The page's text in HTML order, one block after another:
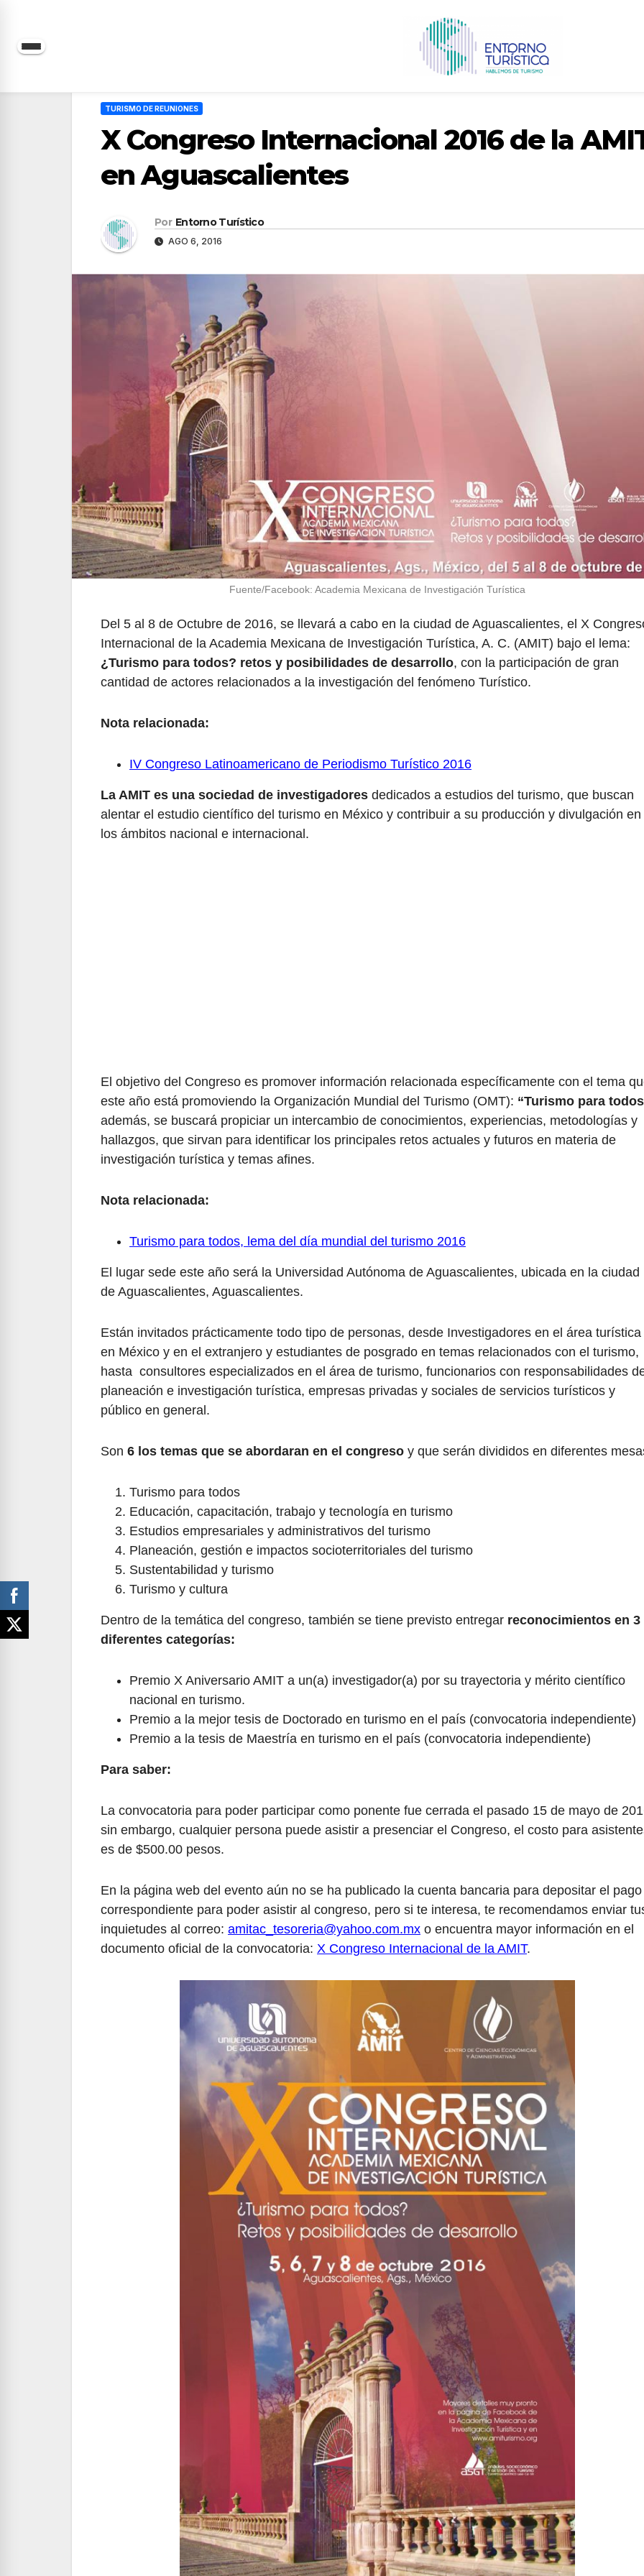
Saltar
TURISMO DE REUNIONES
X Congreso Internacional 2016 de la
en Aguascalientes
Por Entorno Turístico
AGO 6, 2016
Fuente/Facebook: Academia Mexicana de Investigación Turística
Del 5 al 8 de Octubre de 2016, se llevará a cabo en la ciudad de Aguascalientes, el X
Internacional de la Academia Mexicana de Investigación Turística, A. C. (AMIT) bajo el lema:
¿Turismo para todos? retos y posibilidades de desarrollo, con la participación de gran
cantidad de actores relacionados a la investigación del fenómeno Turístico.
Nota relacionada:
IV Congreso Latinoamericano de Periodismo Turístico 2016
La AMIT es una sociedad de investigadores dedicados a estudios del turismo, que buscan
alentar el estudio científico del turismo en México y contribuir a su producción y divulgación en
los ámbitos nacional e internacional.
El objetivo del Congreso es promover información relacionada específicamente con el tema
este año está promoviendo la Organización Mundial del Turismo (OMT): “Turismo para
además, se buscará propiciar un intercambio de conocimientos, experiencias, metodologías y
hallazgos, que sirvan para identificar los principales retos actuales y futuros en materia de
investigación turística y temas afines.
Nota relacionada:
Turismo para todos, lema del día mundial del turismo 2016
El lugar sede este año será la Universidad Autónoma de Aguascalientes, ubicada en la ciudad
de Aguascalientes, Aguascalientes.
Están invitados prácticamente todo tipo de personas, desde Investigadores en el área turística
en México y en el extranjero y estudiantes de posgrado en temas relacionados con el turismo,
hasta consultores especializados en el área de turismo, funcionarios con responsabilidades
planeación e investigación turística, empresas privadas y sociales de servicios turísticos y
público en general.
Son 6 los temas que se abordaran en el congreso y que serán divididos en diferentes
Turismo para todos
Educación, capacitación, trabajo y tecnología en turismo
Estudios empresariales y administrativos del turismo
Planeación, gestión e impactos socioterritoriales del turismo
Sustentabilidad y turismo
Turismo y cultura
Dentro de la temática del congreso, también se tiene previsto entregar reconocimientos en 3
diferentes categorías:
Premio X Aniversario AMIT a un(a) investigador(a) por su trayectoria y mérito científico
nacional en turismo.
Premio a la mejor tesis de Doctorado en turismo en el país (convocatoria independiente)
Premio a la tesis de Maestría en turismo en el país (convocatoria independiente)
Para saber:
La convocatoria para poder participar como ponente fue cerrada el pasado 15 de mayo de
sin embargo, cualquier persona puede asistir a presenciar el Congreso, el costo para
es de $500.00 pesos.
En la página web del evento aún no se ha publicado la cuenta bancaria para depositar el pago
correspondiente para poder asistir al congreso, pero si te interesa, te recomendamos enviar
inquietudes al correo: amitac_tesoreria@yahoo.com.mx o encuentra mayor información en el
documento oficial de la convocatoria: X Congreso Internacional de la AMIT.